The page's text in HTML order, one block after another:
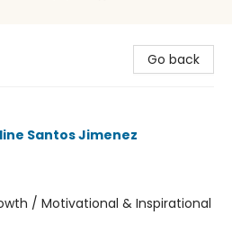
Go back
Santos Jimenez
/ Motivational & Inspirational